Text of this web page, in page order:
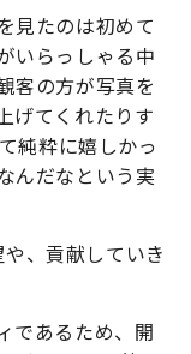
見たのは初めて
いらっしゃる中
客の方が写真を
げてくれたりす
純粋に嬉しかっ
んだなという実
や、貢献していき
であるため、開